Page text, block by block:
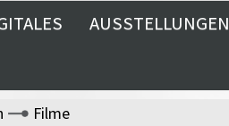
AUSSTELLUNGEN
Filme